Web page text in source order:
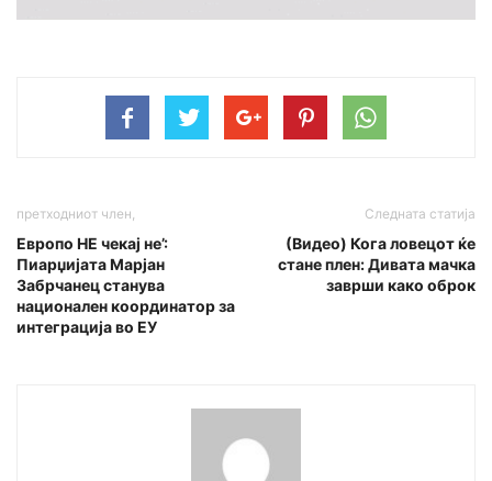
претходниот член,
Европо НЕ чекај не’:
Пиарџијата Марјан
Забрчанец станува
национален координатор за
интеграција во ЕУ
Следната статија
(Видео) Кога ловецот ќе
стане плен: Дивата мачка
заврши како оброк